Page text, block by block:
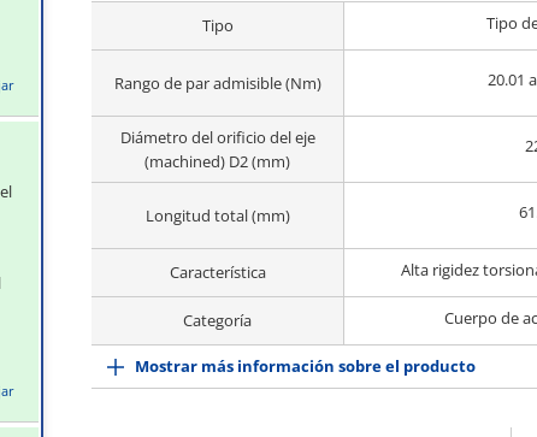
Tipo
Tipo
Rango de par admisible (Nm) 20.01
Diámetro del orificio del eje
(machined) D2 (mm)
Longitud total (mm)
Característica Alta rigidez
Categoría Cuerpo de
Mostrar más información sobre el producto